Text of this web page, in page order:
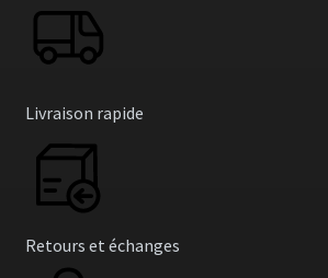
Livraison rapide
Retours et échanges